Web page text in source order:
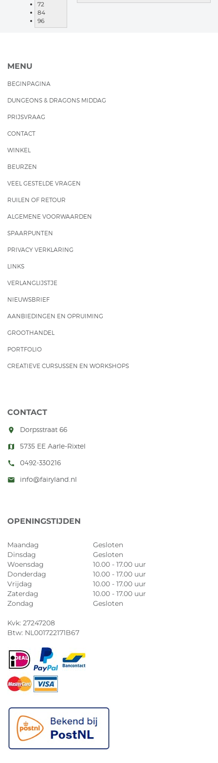
72
84
96
MENU
BEGINPAGINA
DUNGEONS & DRAGONS MIDDAG
PRIJSVRAAG
CONTACT
WINKEL
BEURZEN
VEEL GESTELDE VRAGEN
RUILEN OF RETOUR
ALGEMENE VOORWAARDEN
SPAARPUNTEN
PRIVACY VERKLARING
LINKS
VERLANGLIJSTJE
NIEUWSBRIEF
AANBIEDINGEN EN OPRUIMING
GROOTHANDEL
PORTFOLIO
CREATIEVE CURSUSSEN EN WORKSHOPS
CONTACT
room Dorpsstraat 66
map 5735 EE Aarle-Rixtel
call 0492-330216
mail info@fairyland.nl
OPENINGSTIJDEN
Maandag
Gesloten
Dinsdag
Gesloten
Woensdag
10.00 - 17.00 uur
Donderdag
10.00 - 17.00 uur
Vrijdag
10.00 - 17.00 uur
Zaterdag
10.00 - 17.00 uur
Zondag
Gesloten
Kvk: 27247208
Btw: NL001722171B67